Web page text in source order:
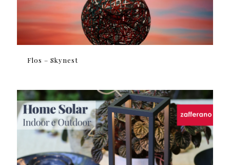
Flos – Skynest